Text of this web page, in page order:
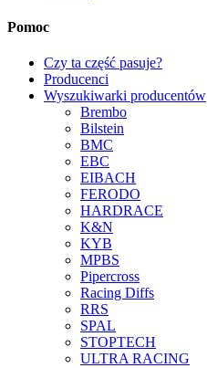
Pomoc
Czy ta część pasuje?
Producenci
Wyszukiwarki producentów
Brembo
Bilstein
BMC
EBC
EIBACH
FERODO
HARDRACE
K&N
KYB
MPBS
Pipercross
Racing Diffs
RRS
SPAL
STOPTECH
ULTRA RACING